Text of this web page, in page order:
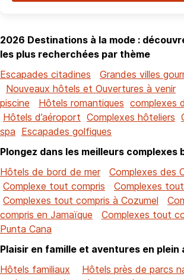
2026 Destinations à la mode :
les plus recherchées par thème
Escapades citadines
Grandes villes
Nouveaux hôtels et Ouvertures à venir
piscine
Hôtels romantiques complexes
Hôtels d’aéroport Complexes hôteliers
spa Escapades golfiques
Plongez dans les meilleurs complexes
Hôtels de bord de mer
Complexes des
Complexe tout compris
Complexes
Complexes tout compris à Cozumel
compris en Jamaïque
Complexes tout
Punta Cana
Plaisir en famille et aventures en plein
Hôtels familiaux
Hôtels près de parcs